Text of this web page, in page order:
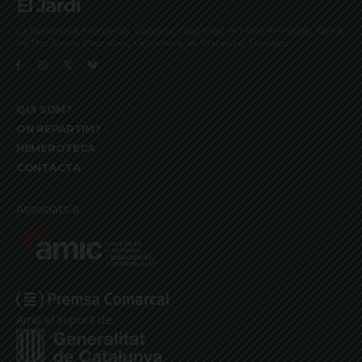
El Jardí
La Bonanova, Monterols, Galvany, Turó Parc, el Farró, el Putxet, Sarrià,
les Tres Torres, Pedralbes, Vallvidrera, les Planes i el Tibidabo
QUI SOM?
ON REPARTIM?
HEMEROTECA
CONTACTA
Associats a:
Amb el suport de: